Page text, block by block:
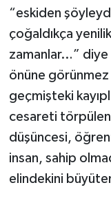
“eskiden
çoğaldıkça
zamanlar…” diye
önüne
geçmişteki
cesareti
düşüncesi,
insan, sahip
elindekini
Türkiye
Video Haber
Yaşam
Yeme-İçme
Yemek